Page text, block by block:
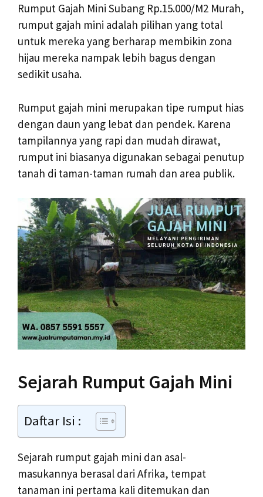
Rumput Gajah Mini Subang Rp.15.000/M2 Murah,
rumput gajah mini adalah pilihan yang total
untuk mereka yang berharap membikin zona
hijau mereka nampak lebih bagus dengan
sedikit usaha.
Rumput gajah mini merupakan tipe rumput hias
dengan daun yang lebat dan pendek. Karena
tampilannya yang rapi dan mudah dirawat,
rumput ini biasanya digunakan sebagai penutup
tanah di taman-taman rumah dan area publik.
Sejarah Rumput Gajah Mini
Daftar Isi :
Sejarah rumput gajah mini dan asal-
masukannya berasal dari Afrika, tempat
tanaman ini pertama kali ditemukan dan